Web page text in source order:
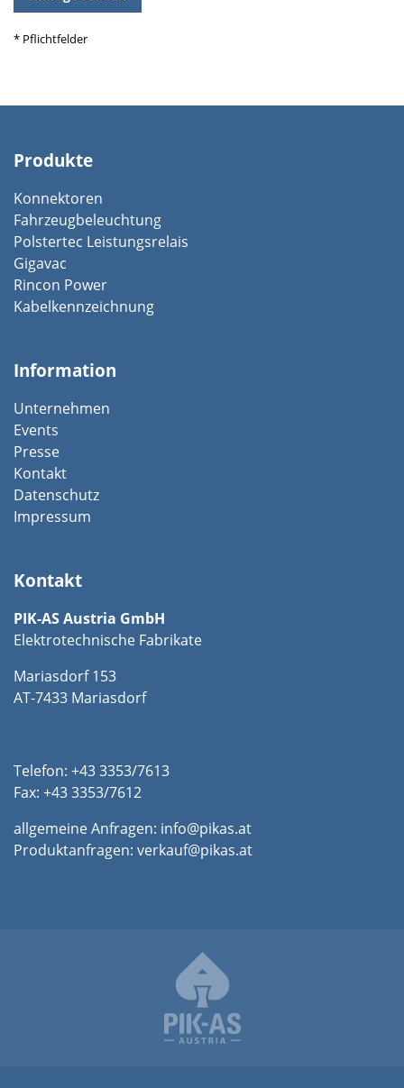
* Pflichtfelder
Produkte
Konnektoren
Fahrzeugbeleuchtung
Polstertec Leistungsrelais
Gigavac
Rincon Power
Kabelkennzeichnung
Information
Unternehmen
Events
Presse
Kontakt
Datenschutz
Impressum
Kontakt
PIK-AS Austria GmbH
Elektrotechnische Fabrikate
Mariasdorf 153
AT-7433 Mariasdorf
Telefon: +43 3353/7613
Fax: +43 3353/7612
allgemeine Anfragen: info@pikas.at
Produktanfragen: verkauf@pikas.at